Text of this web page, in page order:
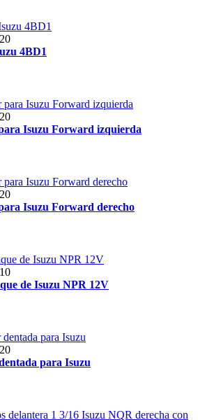
4BD1
Isuzu Forward izquierda
Isuzu Forward derecho
de Isuzu NPR 12V
para Isuzu